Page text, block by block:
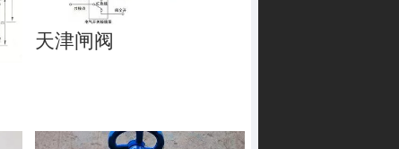
天津闸阀